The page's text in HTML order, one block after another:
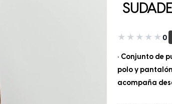
★ ★ ★ ★ ★0
• Conjunto de
polo y
acompaña